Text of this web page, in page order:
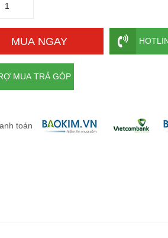
MUA NGAY
MUA TRẢ GÓP
toán